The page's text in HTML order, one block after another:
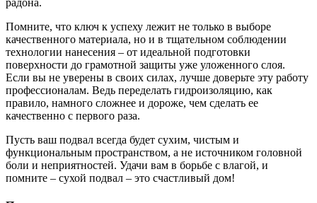
Помните, что ключ к успеху лежит не только в выборе
качественного материала, но и в тщательном соблюдении
технологии нанесения – от идеальной подготовки
поверхности до грамотной защиты уже уложенного слоя.
Если вы не уверены в своих силах, лучше доверьте эту работу
профессионалам. Ведь переделать гидроизоляцию, как
правило, намного сложнее и дороже, чем сделать ее
качественно с первого раза.
Пусть ваш подвал всегда будет сухим, чистым и
функциональным пространством, а не источником головной
боли и неприятностей. Удачи вам в борьбе с влагой, и
помните – сухой подвал – это счастливый дом!